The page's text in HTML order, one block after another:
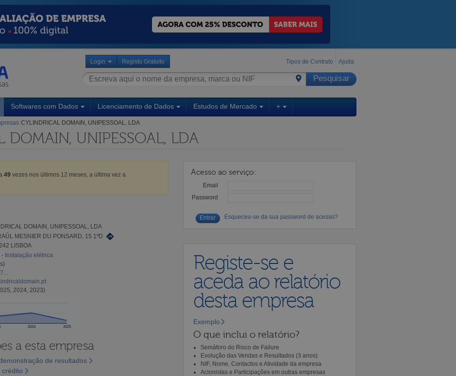
Login Registo Gratuito Tipos de Contrato Ajuda
Softwares com Dados Licenciamento de Dados Estudos de Mercado +
CYLINDRICAL DOMAIN, UNIPESSOAL, LDA
DOMAIN, UNIPESSOAL, LDA
49 vezes nos últimos 12 meses, a última vez a
DOMAIN, UNIPESSOAL, LDA
MESNIER DU PONSARD, 15 1ºD
LISBOA
Instalação elétrica
2024, 2023)
2024 2025
a esta empresa
de resultados
crédito
Acesso ao serviço:
Email
Password
Esqueceu-se da sua password de acesso?
Registe-se e
aceda ao relatório
desta empresa
Exemplo
O que inclui o relatório?
Semáforo do Risco de Failure
Evolução das Vendas e Resultados (3 anos)
NIF, Nome, Contactos e Atividade da empresa
Acionistas e Participações em outras empresas